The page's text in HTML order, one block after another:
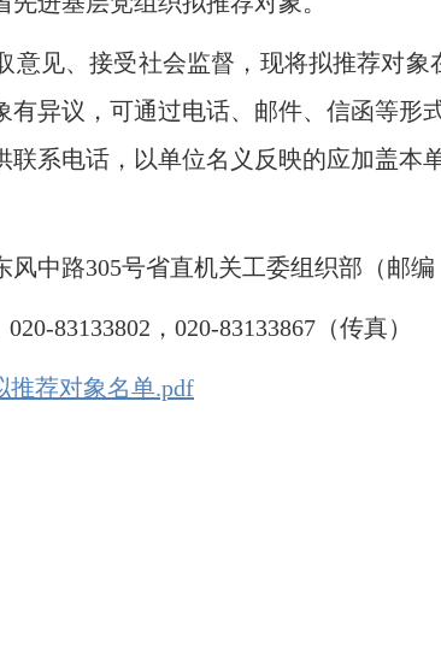
、接受社会监督，现将拟推荐对象
有异议，可通过电话、邮件、信函等
联系电话，以单位名义反映的应加盖
路305号省直机关工委组织部（邮编
83133802，020-83133867（传真）
推荐对象名单.pdf